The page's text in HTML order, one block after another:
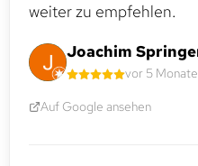
weiter zu empfehlen.
Joachim
vor 5
Auf Google ansehen